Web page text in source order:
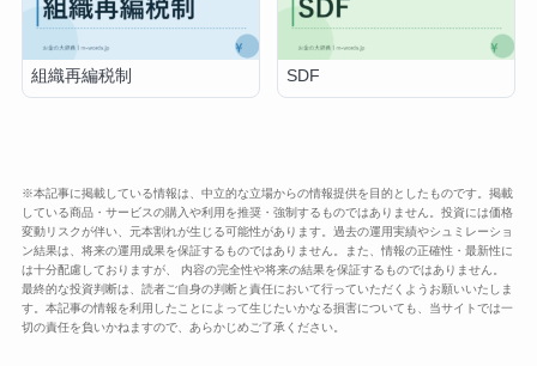
組織再編税制 SDF
※本記事に掲載している情報は、中立的な立場からの情報提供を目的としたものです。掲載
している商品・サービスの購入や利用を推奨・強制するものではありません。投資には価格
変動リスクが伴い、元本割れが生じる可能性があります。過去の運用実績やシュミレーショ
ン結果は、将来の運用成果を保証するものではありません。また、情報の正確性・最新性に
は十分配慮しておりますが、 内容の完全性や将来の結果を保証するものではありません。
最終的な投資判断は、読者ご自身の判断と責任において行っていただくようお願いいたしま
す。本記事の情報を利用したことによって生じたいかなる損害についても、当サイトでは一
切の責任を負いかねますので、あらかじめご了承ください。